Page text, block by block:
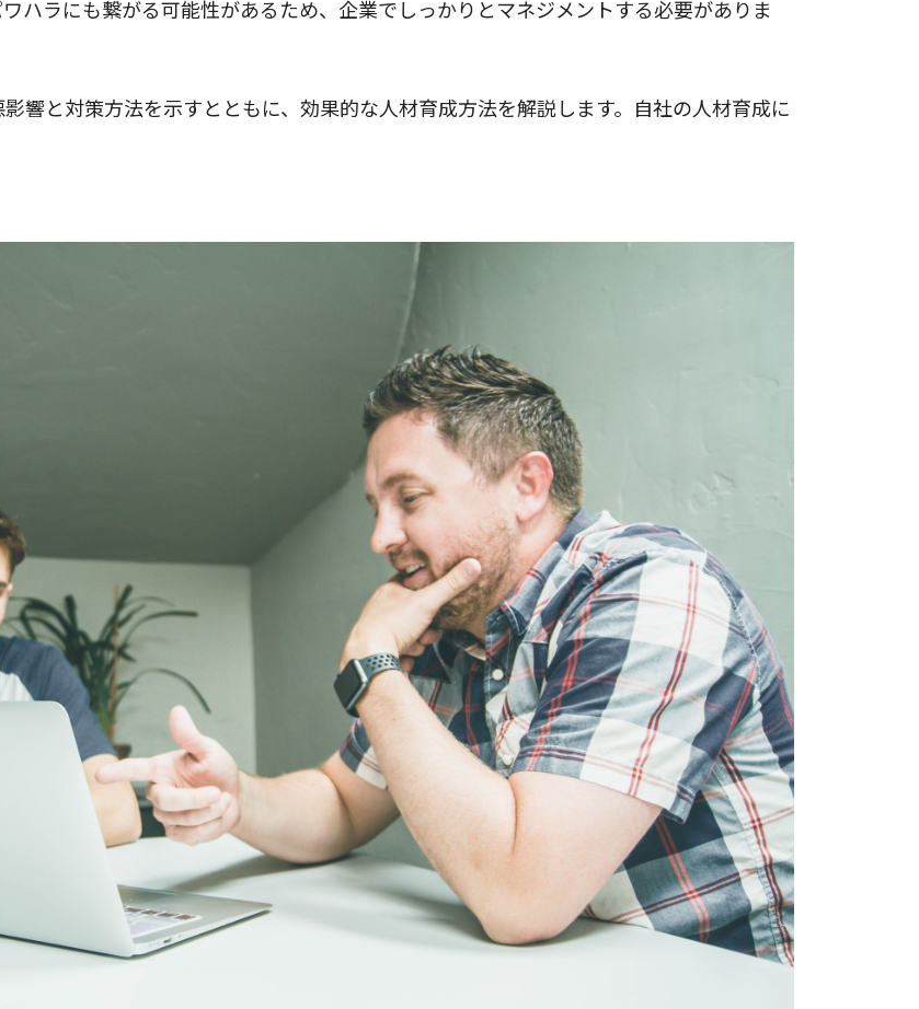
ハラにも繋がる可能性があるため、企業でしっかりとマネジメントする必要がありま
響と対策方法を示すとともに、効果的な人材育成方法を解説します。自社の人材育成に